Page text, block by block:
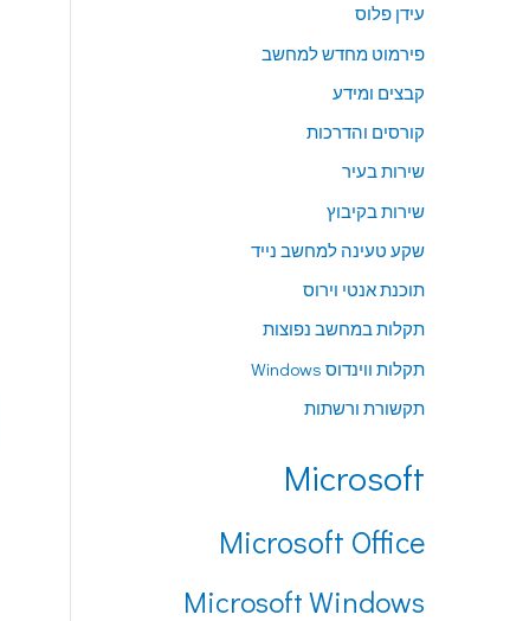
עידן פלוס
פירמוט מחדש למחשב
קבצים ומידע
קורסים והדרכות
שירות בעיר
שירות בקיבוץ
שקע טעינה למחשב נייד
תוכנת אנטי וירוס
תקלות במחשב נפוצות
תקלות ווינדוס Windows
תקשורת ורשתות
Microsoft
Microsoft Office
Microsoft Windows